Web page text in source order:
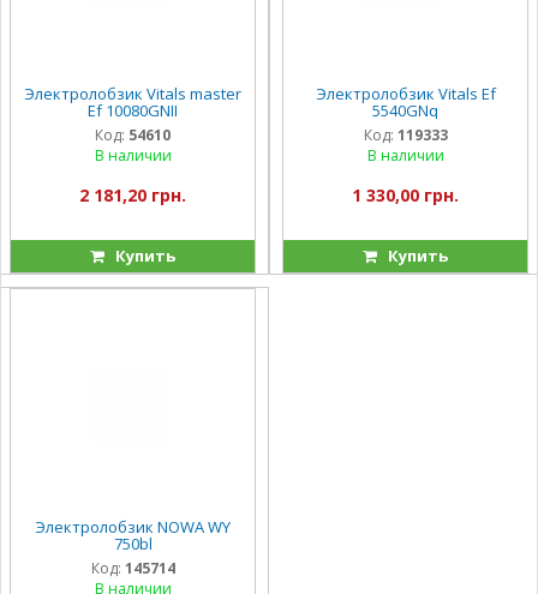
Электролобзик Vitals master
Ef 10080GNII
Код: 54610
В наличии
2 181,20 грн.
Купить
Электролобзик Vitals Ef
5540GNq
Код: 119333
В наличии
1 330,00 грн.
Купить
Электролобзик NOWA WY
750bl
Код: 145714
В наличии